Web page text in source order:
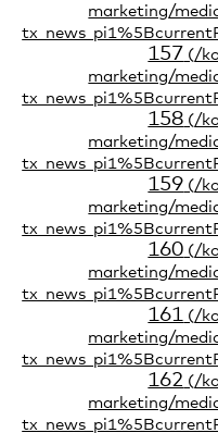
157
158
159
160
161
162